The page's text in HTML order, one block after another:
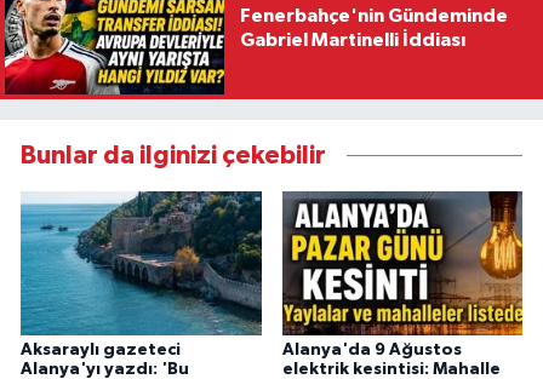
Fenerbahçe'nin Gündeminde
Gabriel Martinelli İddiası
Bunlar da ilginizi çekebilir
Aksaraylı gazeteci
Alanya'yı yazdı: 'Bu
Alanya'da 9 Ağustos
elektrik kesintisi: Mahalle